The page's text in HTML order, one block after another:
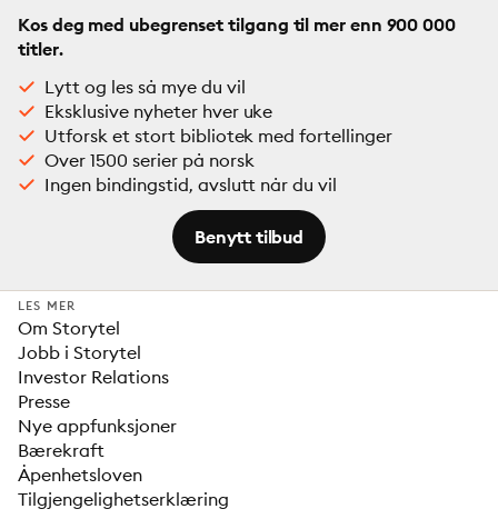
Kos deg med ubegrenset tilgang til mer enn 900 000
titler.
Lytt og les så mye du vil
Eksklusive nyheter hver uke
Utforsk et stort bibliotek med fortellinger
Over 1500 serier på norsk
Ingen bindingstid, avslutt når du vil
Benytt tilbud
LES MER
Om Storytel
Jobb i Storytel
Investor Relations
Presse
Nye appfunksjoner
Bærekraft
Åpenhetsloven
Tilgjengelighetserklæring